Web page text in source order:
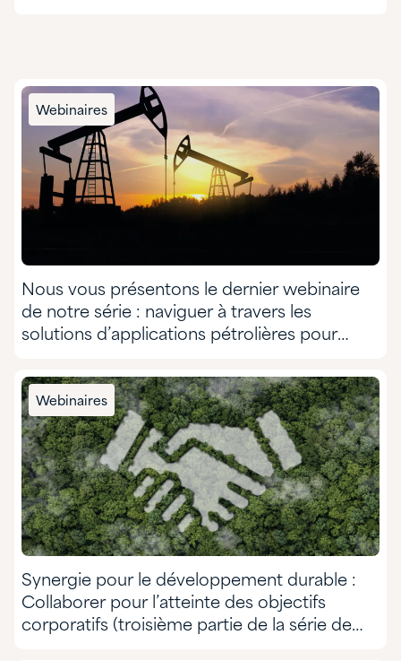
Alimentation et nutrition
Exploitation minière
Fabrication de produits chimiques
Nutraceutiques et compléments alimentaires
Pâtes et papiers
Pétrole et gaz
Produits pharmaceutiques
Soins personnels
Webinaires
Nous vous présentons le dernier webinaire
de notre série : naviguer à travers les
solutions d’applications pétrolières pour
Nouryon
Webinaires
Synergie pour le développement durable :
Collaborer pour l’atteinte des objectifs
corporatifs (troisième partie de la série de